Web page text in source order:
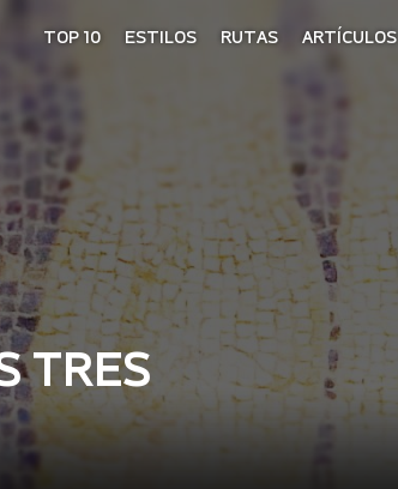
TOP 10 ESTILOS RUTAS ARTÍCULOS
TRES